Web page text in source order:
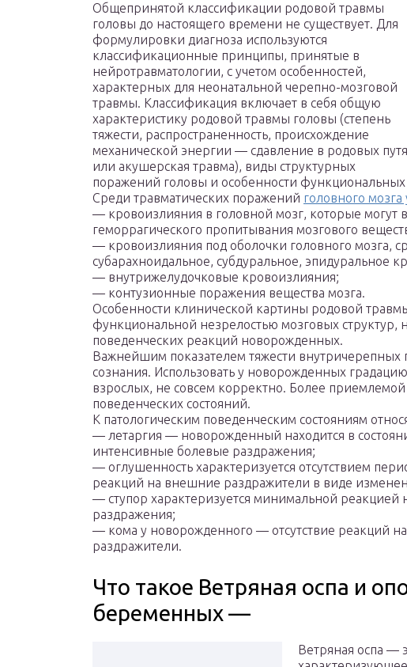
Общепринятой классификации родовой травмы
головы до настоящего времени не существует. Для
формулировки диагноза используются
классификационные принципы, принятые в
нейротравматологии, с учетом особенностей,
характерных для неонатальной черепно-мозговой
травмы. Классификация включает в себя общую
характеристику родовой травмы головы (степень
тяжести, распространенность, происхождение
механической энергии — сдавление в родовых
или акушерская травма), виды структурных
поражений головы и особенности функциональных
Среди травматических поражений головного
— кровоизлияния в головной мозг, которые могут
геморрагического пропитывания мозгового
— кровоизлияния под оболочки головного мозга,
субарахноидальное, субдуральное, эпидуральное
— внутрижелудочковые кровоизлияния;
— контузионные поражения вещества мозга.
Особенности клинической картины родовой
функциональной незрелостью мозговых
поведенческих реакций новорожденных.
Важнейшим показателем тяжести внутричерепных
сознания. Использовать у новорожденных
взрослых, не совсем корректно. Более
поведенческих состояний.
К патологическим поведенческим состояниям
— летаргия — новорожденный находится в
интенсивные болевые раздражения;
— оглушенность характеризуется отсутствием
реакций на внешние раздражители в виде
— ступор характеризуется минимальной
раздражения;
— кома у новорожденного — отсутствие реакций
раздражители.
Что такое Ветряная оспа и
беременных —
Ветряная оспа —